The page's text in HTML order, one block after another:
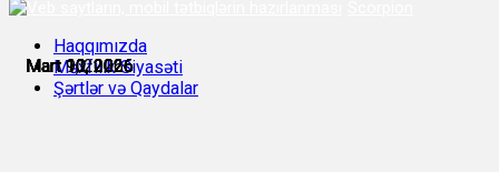
Mart 9, 2026
Mart 10, 2026
Mart 10, 2026
Mart 10, 2026
Mart 10, 2026
Mart 11, 2026
Haqqımızda
Məxfilik Siyasəti
Şərtlər və Qaydalar